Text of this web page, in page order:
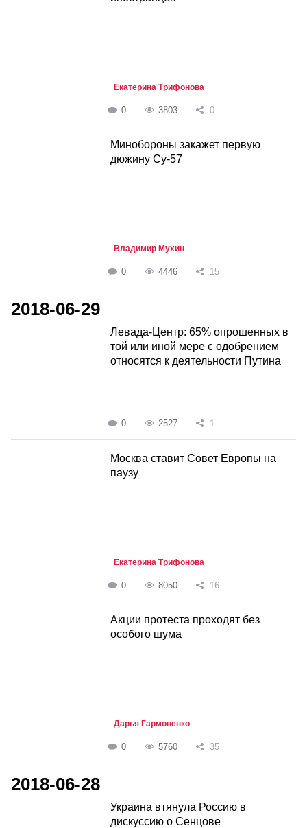
Екатерина Трифонова
0 3803 0
Минобороны закажет первую
дюжину Су-57
Владимир Мухин
0 4446 15
2018-06-29
Левада-Центр: 65% опрошенных в
той или иной мере с одобрением
относятся к деятельности Путина
0 2527 1
Москва ставит Совет Европы на
паузу
Екатерина Трифонова
0 8050 16
Акции протеста проходят без
особого шума
Дарья Гармоненко
0 5760 35
2018-06-28
Украина втянула Россию в
дискуссию о Сенцове